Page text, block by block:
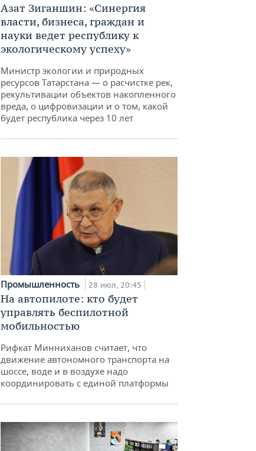
Азат Зиганшин: «Синергия
власти, бизнеса, граждан и
науки ведет республику к
экологическому успеху»
Министр экологии и природных
ресурсов Татарстана — о расчистке рек,
рекультивации объектов накопленного
вреда, о цифровизации и о том, какой
будет республика через 10 лет
Промышленность 28 июл, 20:45
На автопилоте: кто будет
управлять беспилотной
мобильностью
Рифкат Минниханов считает, что
движение автономного транспорта на
шоссе, воде и в воздухе надо
координировать с единой платформы